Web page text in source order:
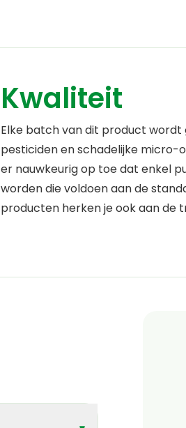
Kwaliteit
Elke batch van dit product
pesticiden en schadelijke micro-
er nauwkeurig op toe dat enkel
worden die voldoen aan de
producten herken je ook aan de